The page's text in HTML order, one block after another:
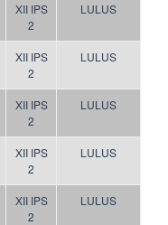
XII IPS
2
LULUS
XII IPS
2
LULUS
XII IPS
2
LULUS
XII IPS
2
LULUS
XII IPS
2
LULUS